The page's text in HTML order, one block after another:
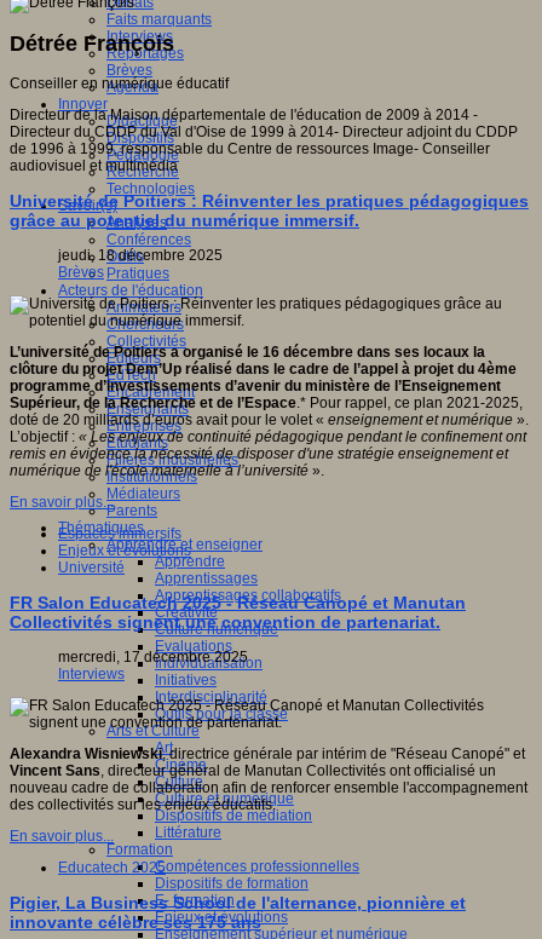
Faits marquants
Interviews
Reportages
Brèves
Agenda
Innover
Didactique
Dispositifs
Pédagogie
Recherche
Technologies
Savoir(s)
Analyses
Conférences
Outils
Pratiques
Acteurs de l'éducation
Animateurs
Chercheurs
Collectivités
Editeurs
EdTech
Encadrement
Enseignants
Entreprises
Etudiants
Filières industrielles
Institutionnels
Médiateurs
Parents
Thématiques
Apprendre et enseigner
Apprendre
Apprentissages
Apprentissages collaboratifs
Créativité
Culture numérique
Evaluations
Individualisation
Initiatives
Interdisciplinarité
Outils pour la classe
Arts et Culture
Art
Cinéma
Culture
Culture et numérique
Dispositifs de médiation
Littérature
Formation
Compétences professionnelles
Dispositifs de formation
E- formation
Enjeux et évolutions
Enseignement supérieur et numérique
Détrée François
Conseiller en numérique éducatif
Directeur de la Maison départementale de l'éducation de 2009 à 2014 -
Directeur du CDDP du Val d'Oise de 1999 à 2014- Directeur adjoint du CDDP
de 1996 à 1999, responsable du Centre de ressources Image- Conseiller
audiovisuel et multimédia
Université de Poitiers : Réinventer les pratiques pédagogiques
grâce au potentiel du numérique immersif.
jeudi, 18 décembre 2025
Brèves
L’université de Poitiers a organisé le 16 décembre dans ses locaux la
clôture du projet Dem’Up réalisé dans le cadre de l’appel à projet du 4ème
programme d’investissements d’avenir du ministère de l’Enseignement
Supérieur, de la Recherche et de l’Espace.* Pour rappel, ce plan 2021-2025,
doté de 20 milliards d’euros avait pour le volet « enseignement et numérique ».
L’objectif : « Les enjeux de continuité pédagogique pendant le confinement ont
remis en évidence la nécessité de disposer d'une stratégie enseignement et
numérique de l'école maternelle à l’université ».
En savoir plus...
Espaces immersifs
Enjeux et évolutions
Université
FR Salon Educatech 2025 - Réseau Canopé et Manutan
Collectivités signent une convention de partenariat.
mercredi, 17 décembre 2025
Interviews
Alexandra Wisniewski, directrice générale par intérim de "Réseau Canopé" et
Vincent Sans, directeur général de Manutan Collectivités ont officialisé un
nouveau cadre de collaboration afin de renforcer ensemble l'accompagnement
des collectivités sur les enjeux éducatifs.
En savoir plus...
Educatech 2025
Pigier, La Business School de l'alternance, pionnière et
innovante célèbre ses 175 ans